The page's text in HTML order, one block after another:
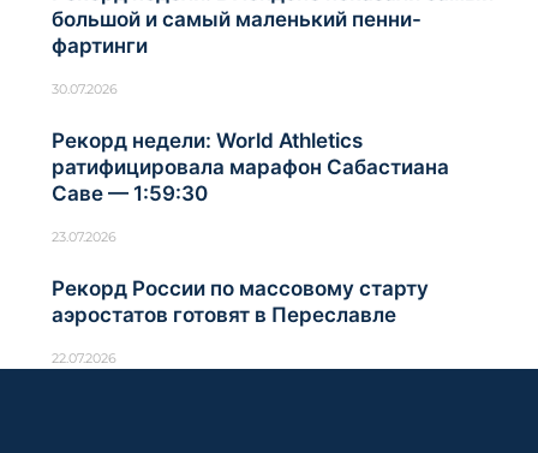
большой и самый маленький пенни-
фартинги
30.07.2026
Рекорд недели: World Athletics
ратифицировала марафон Сабастиана
Саве — 1:59:30
23.07.2026
Рекорд России по массовому старту
аэростатов готовят в Переславле
22.07.2026